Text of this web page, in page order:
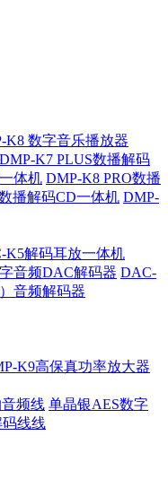
K8 数字音乐播放器
DMP-K7 PLUS数播解码
体机 DMP-K8 PRO数播
播解码CD一体机 DMP-
K5解码耳放一体机
音频DAC解码器 DAC-
音频解码器
K9高保真功率放大器
频线 单晶银AES数字
线线